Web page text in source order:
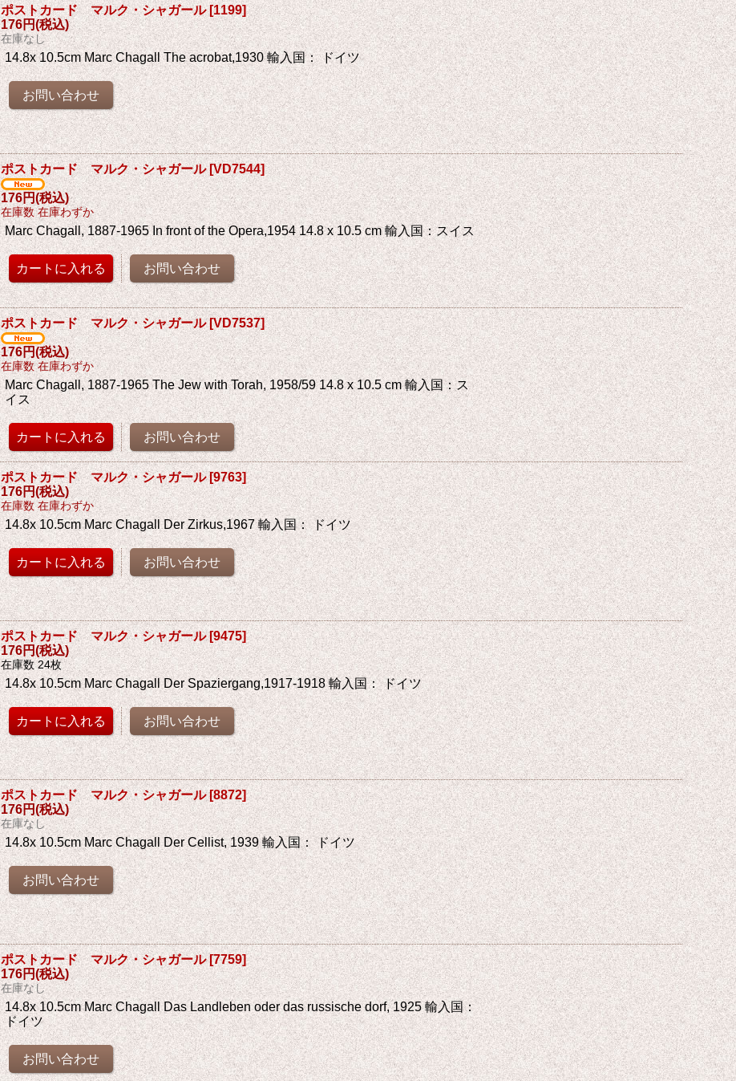
ポストカード マルク・シャガール [1199]
176円(税込)
在庫なし
14.8x 10.5cm Marc Chagall The acrobat,1930 輸入国： ドイツ
ポストカード マルク・シャガール [VD7544]
176円(税込)
在庫数 在庫わずか
Marc Chagall, 1887-1965 In front of the Opera,1954 14.8 x 10.5 cm 輸入国：スイス
ポストカード マルク・シャガール [VD7537]
176円(税込)
在庫数 在庫わずか
Marc Chagall, 1887-1965 The Jew with Torah, 1958/59 14.8 x 10.5 cm 輸入国：ス
イス
ポストカード マルク・シャガール [9763]
176円(税込)
在庫数 在庫わずか
14.8x 10.5cm Marc Chagall Der Zirkus,1967 輸入国： ドイツ
ポストカード マルク・シャガール [9475]
176円(税込)
在庫数 24枚
14.8x 10.5cm Marc Chagall Der Spaziergang,1917-1918 輸入国： ドイツ
ポストカード マルク・シャガール [8872]
176円(税込)
在庫なし
14.8x 10.5cm Marc Chagall Der Cellist, 1939 輸入国： ドイツ
ポストカード マルク・シャガール [7759]
176円(税込)
在庫なし
14.8x 10.5cm Marc Chagall Das Landleben oder das russische dorf, 1925 輸入国：
ドイツ